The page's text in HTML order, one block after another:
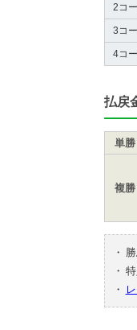
2コ
3コ
4コ
払戻
単勝
複勝
・
・
・